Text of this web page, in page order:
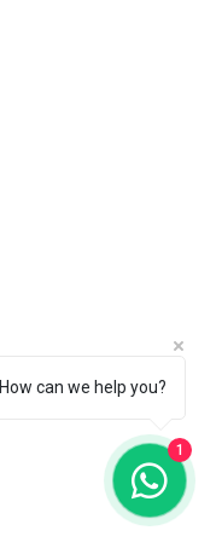
How can we help you?
1